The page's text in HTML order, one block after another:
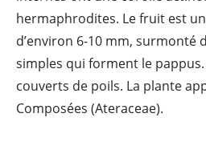
hermaphrodites. Le fruit est
d’environ 6-10 mm, surmonté
simples qui forment le
couverts de poils. La plante
Composées (Ateraceae).